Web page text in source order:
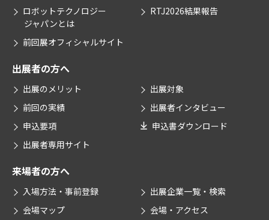
ロボットテクノロジー
ジャパンとは
RTJ2026結果報告
前回展オフィシャルサイト
出展者の方へ
出展のメリット
出展対象
前回の実績
出展者インタビュー
申込要項
申込書ダウンロード
出展者専用サイト
来場者の方へ
入場方法・事前登録
出展企業一覧・検索
会場マップ
会場・アクセス